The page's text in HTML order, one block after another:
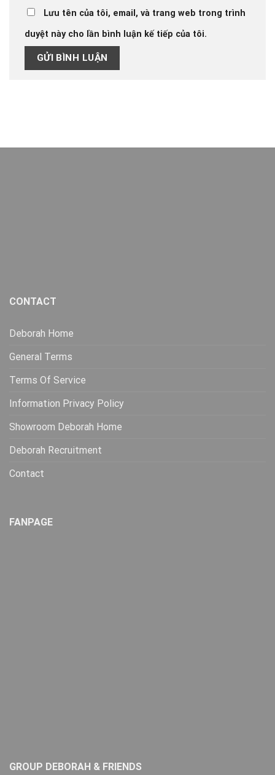
Lưu tên của tôi, email, và trang web trong trình
duyệt này cho lần bình luận kế tiếp của tôi.
CONTACT
Deborah Home
General Terms
Terms Of Service
Information Privacy Policy
Showroom Deborah Home
Deborah Recruitment
Contact
FANPAGE
GROUP DEBORAH & FRIENDS